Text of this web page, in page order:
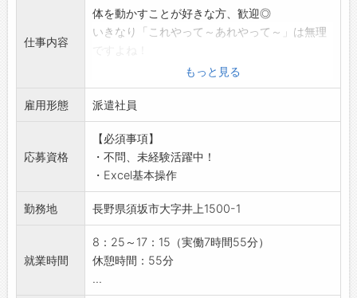
◆給与前払い制度あり！
勤務実績に応じて、給与前払いが可能です◎
◆ご不明点はいつでもご相談ください！
登録はご自宅からお電話で可能です◎
☆----------------------------------------
☆
◆職場見学可能！自分が働くイメージができま
す。
みなさまのご応募を心よりお待ちしております
＾＾
☆----------------------------------------
☆
仕事内容
体を動かすことが好きな方、歓迎◎
いきなり「これやって～あれやって～」は無理
ご安心ください！
＼
まずは、職場に慣れるところから！
徐々に覚えていただくので、未経験の方でも安
心◎◎◎
【具体的には】
・商社・協力会社から納品された部品の受入・
仕分け作業（業務での車両使用有り）
・その他付随業務
【おすすめ♪】
もっと見る
雇用形態 派遣社員
応募資格
【必須事項】
・不問、未経験活躍中！
・Excel基本操作
勤務地 長野県須坂市大字井上1500-1
就業時間
8：25～17：15（実働7時間55分）
休憩時間：55分
...